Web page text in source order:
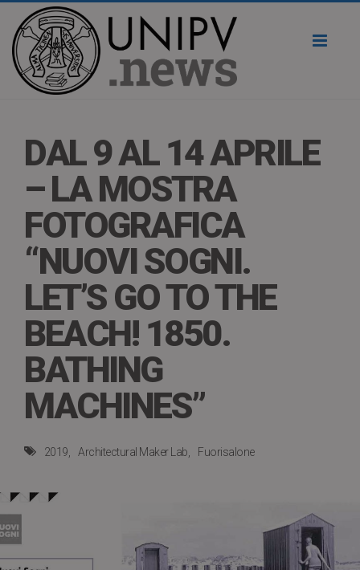
DAL 9 AL 14 APRILE
– LA MOSTRA
FOTOGRAFICA
“NUOVI SOGNI.
LET’S GO TO THE
BEACH! 1850.
BATHING
MACHINES”
2019 Architectural Maker Lab Fuorisalone